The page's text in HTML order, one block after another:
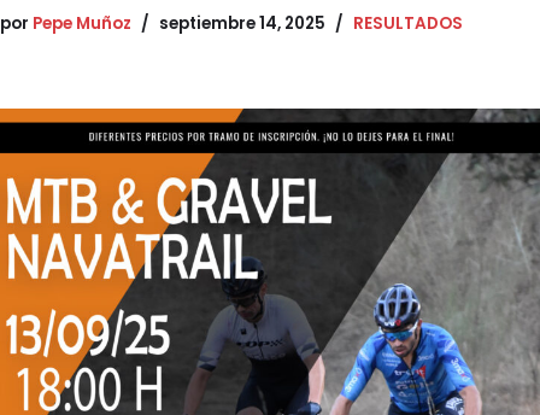
por Pepe Muñoz septiembre 14, 2025 RESULTADOS